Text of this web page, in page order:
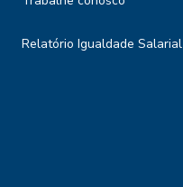
Relatório Igualdade Salarial